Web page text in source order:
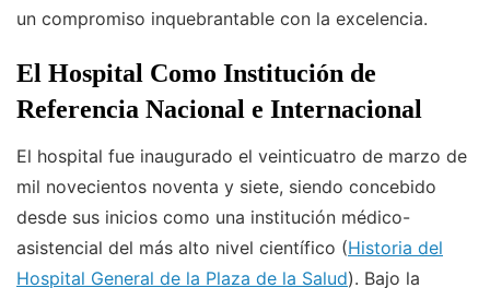
un compromiso inquebrantable con la excelencia.
El Hospital Como Institución de
Referencia Nacional e Internacional
El hospital fue inaugurado el veinticuatro de marzo de
mil novecientos noventa y siete, siendo concebido
desde sus inicios como una institución médico-
asistencial del más alto nivel científico (Historia del
Hospital General de la Plaza de la Salud). Bajo la